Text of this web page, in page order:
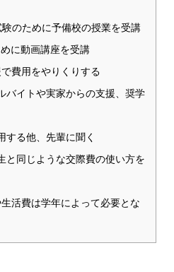
のために予備校の授業を受講
に動画講座を受講
費用をやりくりする
バイトや実家からの支援、奨学
する他、先輩に聞く
と同じような交際費の使い方を
活費は学年によって必要とな